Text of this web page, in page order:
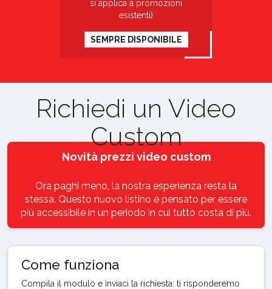
si applica a promozioni
esistenti)
SEMPRE DISPONIBILE
Richiedi un Video
Custom
Novità prezzi video custom
Ora paghi meno, la nostra esperienza resta la
stessa. Questo nuovo listino è pensato per essere
più accessibile in un periodo in cui tutto costa di più.
Come funziona
Compila il modulo e inviaci la richiesta: ti risponderemo